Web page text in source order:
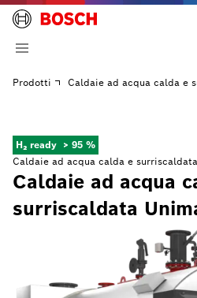
Prodotti Caldaie ad acqua calda e
H₂ ready > 95 %
Caldaie ad acqua calda e surriscaldata
Caldaie ad acqua
surriscaldata